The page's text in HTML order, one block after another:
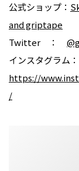
公式ショップ：
and griptape
Twitter ：
インスタグラム：
https://
/